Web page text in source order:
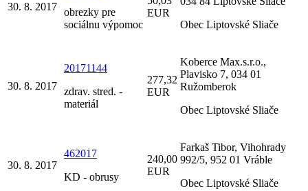
30. 8. 2017 obrezky pre
sociálnu výpomoc
EUR
Obec Liptovské Sliače
30. 8. 2017
20171144
zdrav. stred. -
materiál
277,32
EUR
Koberce Max.s.r.o.,
Plavisko 7, 034 01
Ružomberok
Obec Liptovské Sliače
30. 8. 2017
462017
KD - obrusy
240,00
EUR
Farkaš Tibor, Vihohrady
992/5, 952 01 Vráble
Obec Liptovské Sliače